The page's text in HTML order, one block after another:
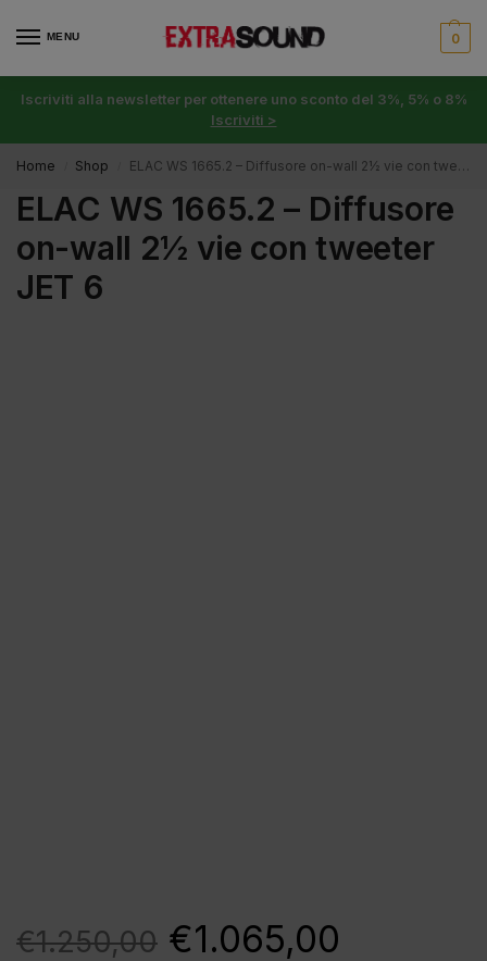
MENU 0
Iscriviti alla newsletter per ottenere uno sconto del 3%, 5% o 8%
Iscriviti >
Home Shop ELAC WS 1665.2 – Diffusore on-wall 2½ vie con tweeter JET 6
ELAC WS 1665.2 – Diffusore
on-wall 2½ vie con tweeter
JET 6
€1.250,00 €1.065,00